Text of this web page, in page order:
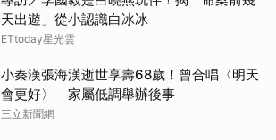
天出遊」從小認識白冰冰
ETtoday星光雲
小秦漢張海漢逝世享壽68歲！曾合唱〈明天
會更好〉 家屬低調舉辦後事
三立新聞網